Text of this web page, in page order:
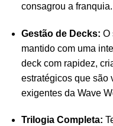
consagrou a franquia.
Gestão de Decks: O
mantido com uma
deck com rapidez,
estratégicos que são
exigentes da Wave
Trilogia Completa: